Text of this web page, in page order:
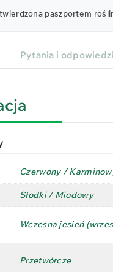
paszportem
Pytania i odpowiedzi
Czerwony /
Słodki / Miodowy
Wczesna jesień
Przetwórcze